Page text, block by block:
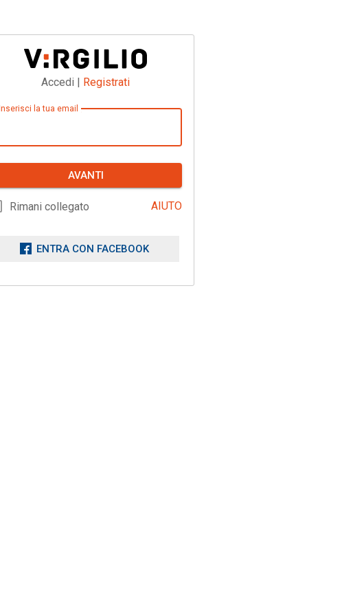
Accedi | Registrati
Inserisci la tua email
AVANTI
Rimani collegato AIUTO
ENTRA CON FACEBOOK